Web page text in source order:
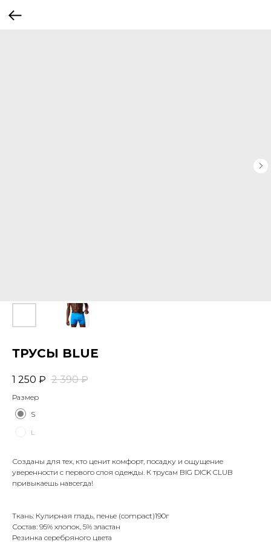
ТРУСЫ BLUE
1 250 ₽ 2 390 ₽
Размер
S
L
Созданы для тех, кто ценит комфорт, посадку и ощущение
уверенности с первого слоя одежды. К трусам BIG DICK CLUB
привыкаешь навсегда!
Ткань: Кулирная гладь, пенье (compact)190г
Состав: 95% хлопок, 5% эластан
Резинка серебряного цвета